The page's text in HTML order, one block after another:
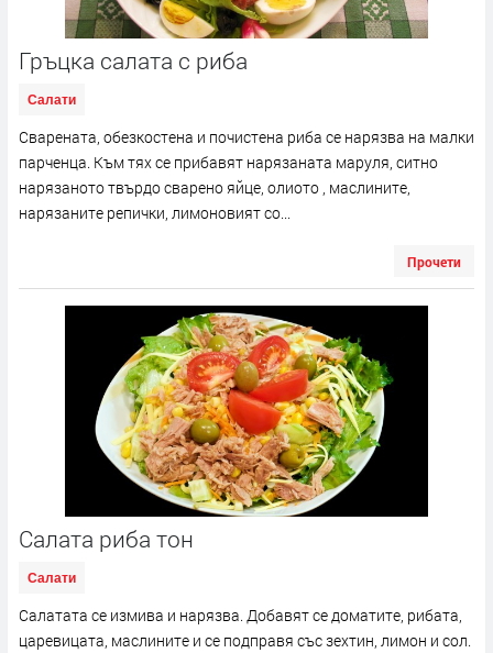
Гръцка салата с риба
Салати
Сварената, обезкостена и почистена риба се нарязва на малки
парченца. Към тях се прибавят нарязаната маруля, ситно
нарязаното твърдо сварено яйце, олиото , маслините,
нарязаните репички, лимоновият со...
Прочети
Салата риба тон
Салати
Салатата се измива и нарязва. Добавят се доматите, рибата,
царевицата, маслините и се подправя със зехтин, лимон и сол.